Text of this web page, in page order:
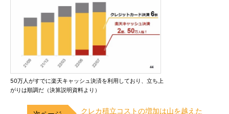
50万人がすでに楽天キャッシュ決済を利用しており、立ち上
がりは順調だ（決算説明資料より）
クレカ積立コストの増加は山を越えた